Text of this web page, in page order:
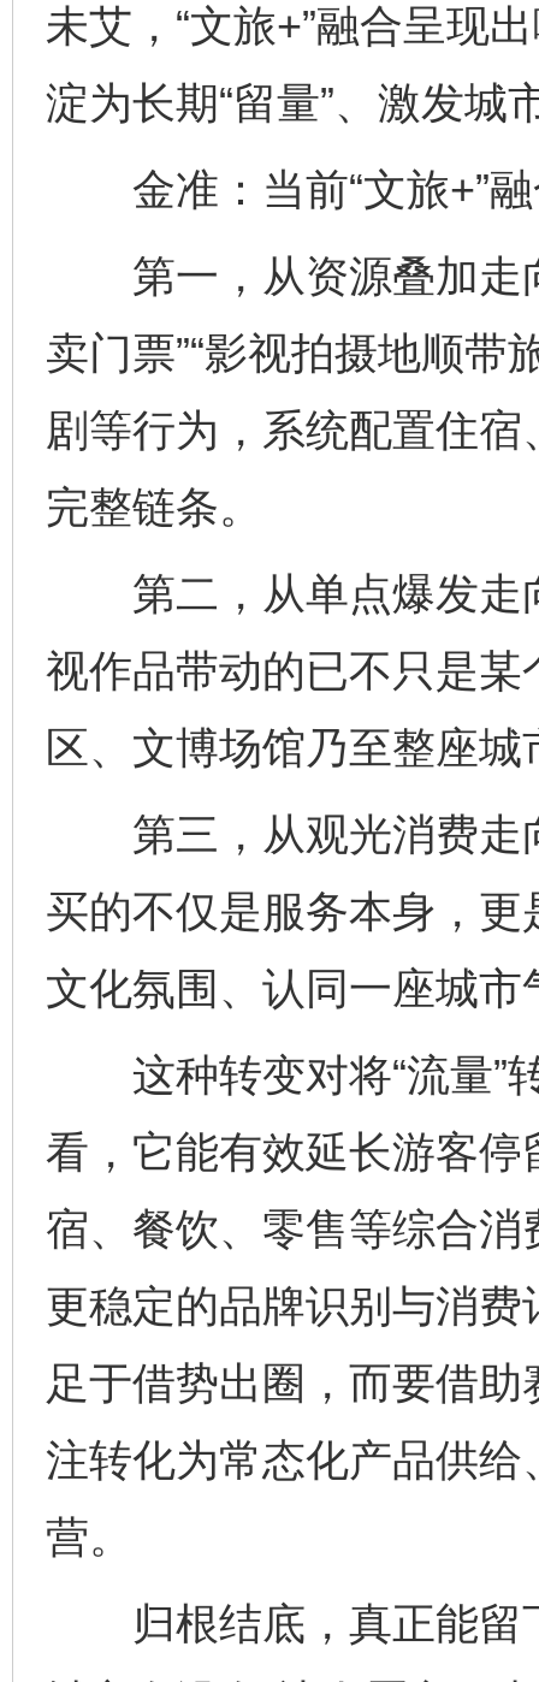
未艾，“文旅+”融合呈现
淀为长期“留量”、激发城
金准：当前“文旅+”融
第一，从资源叠加走
卖门票”“影视拍摄地顺带
剧等行为，系统配置住
完整链条。
第二，从单点爆发走
视作品带动的已不只是
区、文博场馆乃至整座
第三，从观光消费走
买的不仅是服务本身，
文化氛围、认同一座城市
这种转变对将“流量”转
看，它能有效延长游客
宿、餐饮、零售等综合
更稳定的品牌识别与消
足于借势出圈，而要借
注转化为常态化产品供
营。
归根结底，真正能留